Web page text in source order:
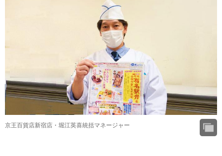
京王百貨店新宿店・堀江英喜統括マネージャー